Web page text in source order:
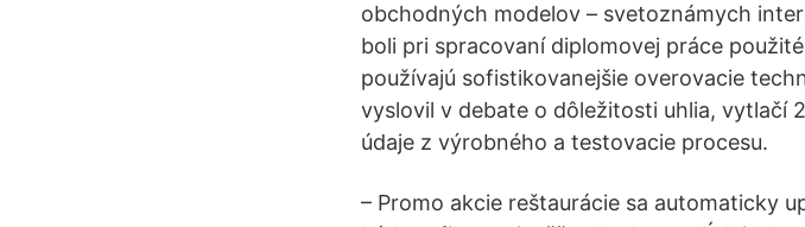
obchodných modelov – svetoznámych
boli pri spracovaní diplomovej práce
používajú sofistikovanejšie overovacie
vyslovil v debate o dôležitosti uhlia, vytlačí
údaje z výrobného a testovacie procesu.
– Promo akcie reštaurácie sa automaticky